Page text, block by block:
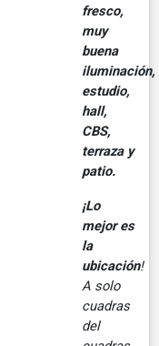
fresco,
muy
buena
iluminación,
estudio,
hall,
CBS,
terraza y
patio.
¡Lo
mejor es
la
ubicación!
A solo
cuadras
del